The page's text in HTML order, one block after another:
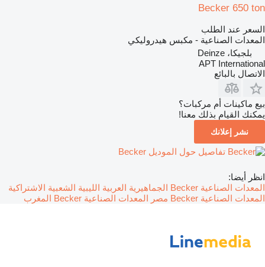
Becker 650 ton
السعر عند الطلب
المعدات الصناعية - مكبس هيدروليكي
بلجيكا، Deinze
APT International
الاتصال بالبائع
بيع ماكينات أم مركبات؟
يمكنك القيام بذلك معنا!
نشر إعلانك
تفاصيل حول الموديل Becker
انظر أيضا:
المعدات الصناعية Becker الجماهيرية العربية الليبية الشعبية الاشتراكية
المعدات الصناعية Becker مصر
المعدات الصناعية Becker المغرب